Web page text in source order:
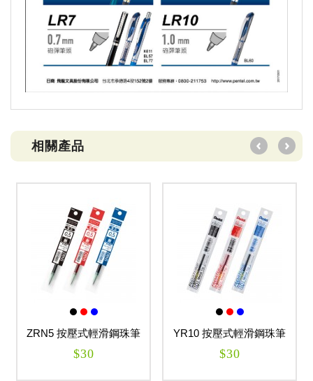
相關產品
ZRN5 按壓式輕滑鋼珠筆
芯 FLOATUNE
$30
YR10 按壓式輕滑鋼珠筆
芯(水性) FLOATUNE
$30